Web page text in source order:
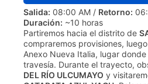
Salida: 08:00 AM / Retorno:
Duración: ~10 horas
Partiremos hacia el distrito de
compraremos provisiones,
Anexo Nueva Italia, lugar
travesía. Durante el trayecto,
DEL RÍO ULCUMAYO y